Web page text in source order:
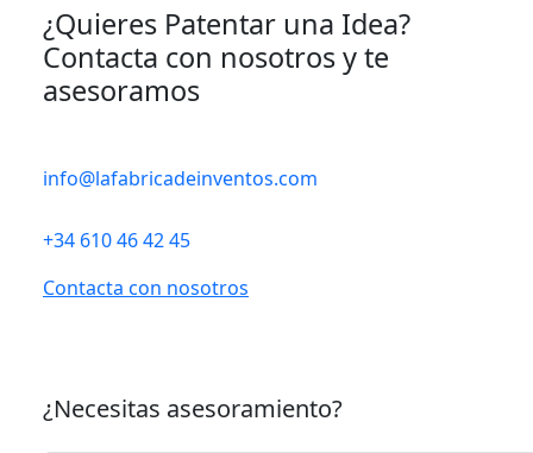
¿Quieres Patentar una Idea?
Contacta con nosotros y te
asesoramos
info@lafabricadeinventos.com
+34 610 46 42 45
Contacta con nosotros
¿Necesitas asesoramiento?